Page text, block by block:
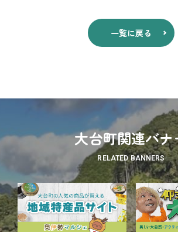
一覧に戻る
大台町関連バナ
RELATED BANNERS